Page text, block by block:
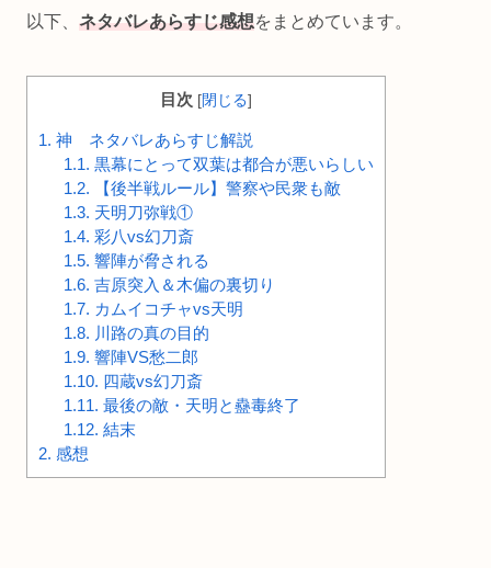
以下、 ネタバレあらすじ感想をまとめています。
目次 [閉じる]
1. 神 ネタバレあらすじ解説
1.1. 黒幕にとって双葉は都合が悪いらしい
1.2. 【後半戦ルール】警察や民衆も敵
1.3. 天明刀弥戦①
1.4. 彩八vs幻刀斎
1.5. 響陣が脅される
1.6. 吉原突入＆木偏の裏切り
1.7. カムイコチャvs天明
1.8. 川路の真の目的
1.9. 響陣VS愁二郎
1.10. 四蔵vs幻刀斎
1.11. 最後の敵・天明と蠱毒終了
1.12. 結末
2. 感想